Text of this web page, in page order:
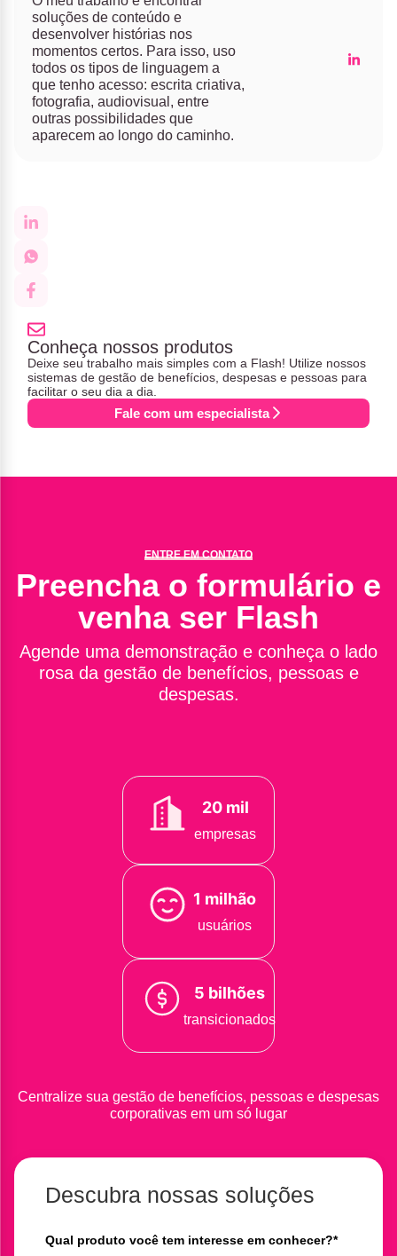
soluções de conteúdo e
desenvolver histórias nos
momentos certos. Para isso, uso
todos os tipos de linguagem a
que tenho acesso: escrita criativa,
fotografia, audiovisual, entre
outras possibilidades que
aparecem ao longo do caminho.
Conheça nossos produtos
Deixe seu trabalho mais simples com a Flash! Utilize nossos
sistemas de gestão de benefícios, despesas e pessoas para
facilitar o seu dia a dia.
Fale com um especialista
ENTRE EM CONTATO
Preencha o formulário e
venha ser Flash
Agende uma demonstração e conheça o lado
rosa da gestão de benefícios, pessoas e
despesas.
20 mil
empresas
1 milhão
usuários
5 bilhões
transicionados
Centralize sua gestão de benefícios, pessoas e despesas
corporativas em um só lugar
Descubra nossas soluções
Qual produto você tem interesse em conhecer?*